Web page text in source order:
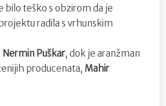
bilo teško s obzirom da je
radila s vrhunskim
Nermin Puškar, dok je aranžman
producenata, Mahir